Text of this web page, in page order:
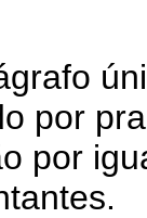
por
por